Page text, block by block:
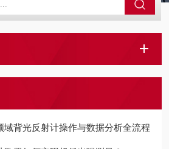
域背光反射计操作与数据分析全流程